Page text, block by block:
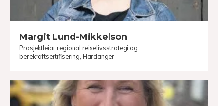
Margit Lund-Mikkelson
Prosjektleiar regional reiselivsstrategi og
berekraftsertifisering, Hardanger